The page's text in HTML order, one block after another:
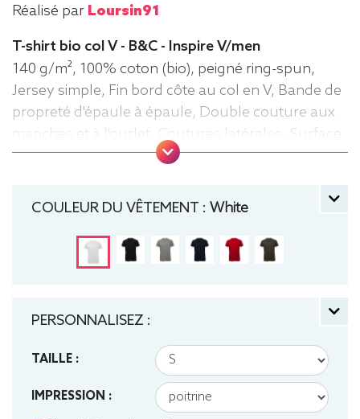
Réalisé par Loursin91
T-shirt bio col V - B&C - Inspire V/men
140 g/m², 100% coton (bio), peigné ring-spun,
Jersey simple, Fin bord côte au col en V, Bande de
propreté d'épaule à épaule, Double couture aux
manches et à l'ourlet, Coutures latérales. Surface
très lisse. Tee-shirt, manche courte, Léger,
COULEUR DU VÊTEMENT : White
PERSONNALISEZ :
TAILLE :
IMPRESSION :